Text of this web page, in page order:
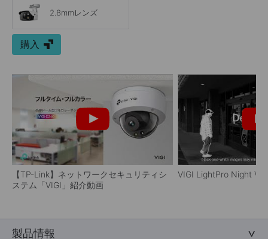
2.8mmレンズ
購入
【TP-Link】ネットワークセキュリティシ
ステム「VIGI」紹介動画
VIGI LightPro Night
製品情報